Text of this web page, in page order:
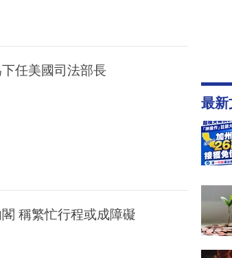
任美國司法部長
稱繁忙行程或成障礙
最新